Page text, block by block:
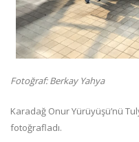
Fotoğraf: Berkay Yahya
Karadağ Onur Yürüyüşü’nü
fotoğrafladı.